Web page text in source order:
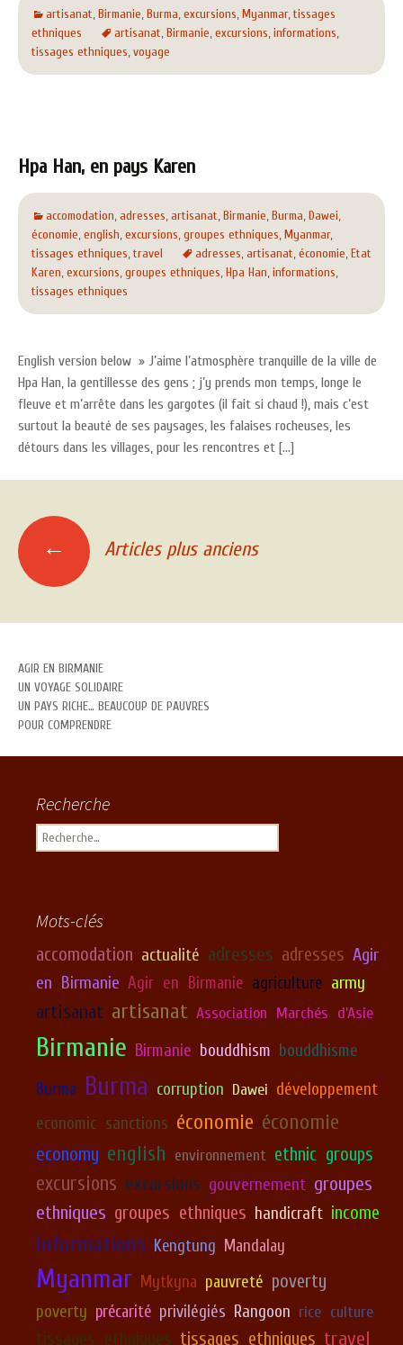
artisanat,Birmanie,Burma,excursions,Myanmar,tissages
ethniques
artisanat,Birmanie,excursions,informations,
tissages ethniques,voyage
Hpa Han, en pays Karen
accomodation,adresses,artisanat,Birmanie,Burma,Dawei,
économie,english,excursions,groupes ethniques,Myanmar,
tissages ethniques,travel adresses,artisanat,économie,Etat
Karen,excursions,groupes ethniques,Hpa Han,informations,
tissages ethniques
English version below » J’aime l’atmosphère tranquille de la ville de
Hpa Han, la gentillesse des gens ; j’y prends mon temps, longe le
fleuve et m’arrête dans les gargotes (il fait si chaud !), mais c’est
surtout la beauté de ses paysages, les falaises rocheuses, les
détours dans les villages, pour les rencontres et […]
Navigation des articles
← Articles plus anciens
AGIR EN BIRMANIE
UN VOYAGE SOLIDAIRE
UN PAYS RICHE… BEAUCOUP DE PAUVRES
POUR COMPRENDRE
Recherche
Rechercher :
Mots-clés
accomodation actualité adresses adresses Agir
en Birmanie Agir en Birmanie agriculture army
artisanat artisanat Association Marchés d'Asie
Birmanie Birmanie bouddhism bouddhisme
Burma Burma corruption Dawei développement
economic sanctions économie économie
economy english environnement ethnic groups
excursions excursions gouvernement groupes
ethniques groupes ethniques handicraft income
informations Kengtung Mandalay
Myanmar Mytkyna pauvreté poverty
poverty précarité privilégiés Rangoon rice culture
tissages ethniques tissages ethniques travel